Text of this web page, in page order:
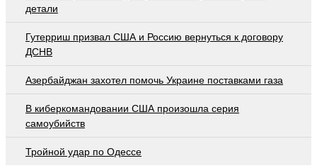
детали
Гутерриш призвал США и Россию вернуться к договору
ДСНВ
Азербайджан захотел помочь Украине поставками газа
В киберкомандовании США произошла серия
самоубийств
Тройной удар по Одессe